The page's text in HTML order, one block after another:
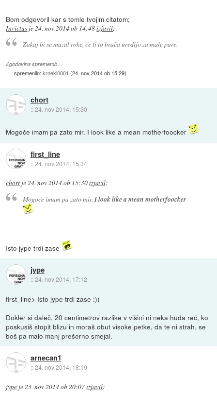
Bom odgovoril kar s temle tvojim citatom;
Invictus je 24. nov 2014 ob 14:48izjavil:
Zakaj bi se mazal roke, če ti to brača uredijo za male pare.
Zgodovina sprememb…
spremenilo:krneki0001 (24. nov 2014 ob 15:29)
chort
::24. nov 2014, 15:30
Mogoče imam pa zato mir. I look like a mean motherfoocker
first_line
::24. nov 2014, 15:34
chort je24. nov 2014 ob 15:30izjavil:
Mogoče imam pa zato mir. I look like a mean motherfoocker
Isto jype trdi zase
jype
::24. nov 2014, 17:12
first_line> Isto jype trdi zase :))
Dokler si daleč, 20 centimetrov razlike v višini ni neka huda reč, ko
poskusiš stopit blizu in moraš obut visoke petke, da te ni strah, se
boš pa malo manj prešerno smejal.
arnecan1
::24. nov 2014, 18:19
jype je23. nov 2014 ob 20:07izjavil: